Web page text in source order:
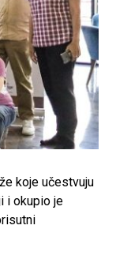
koje učestvuju
i okupio je